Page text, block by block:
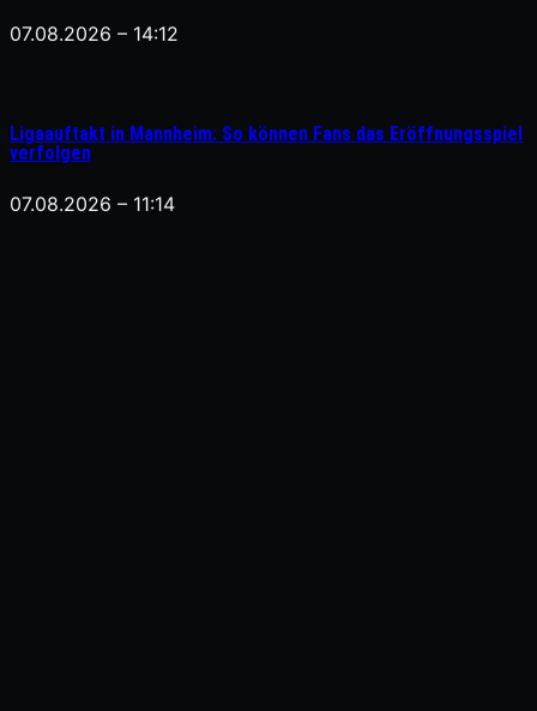
07.08.2026 – 14:12
Ligaauftakt in Mannheim: So können Fans das Eröffnungsspiel
verfolgen
07.08.2026 – 11:14